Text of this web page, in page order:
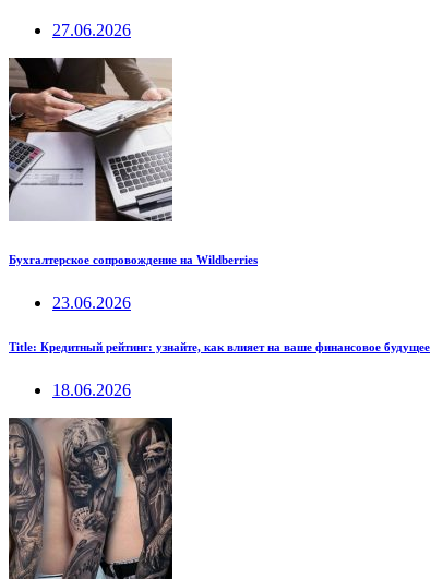
27.06.2026
Бухгалтерское сопровождение на Wildberries
23.06.2026
Title: Кредитный рейтинг: узнайте, как влияет на ваше финансовое будущее
18.06.2026